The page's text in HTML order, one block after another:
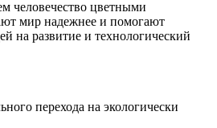
человечество цветными
мир надежнее и помогают
на развитие и технологический
перехода на экологически